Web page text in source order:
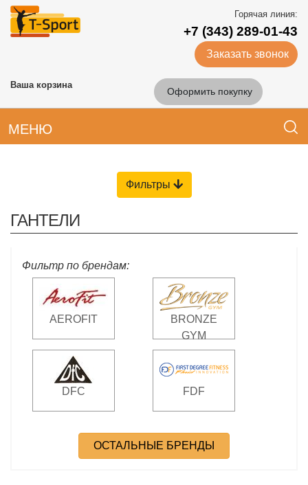
Горячая линия:
+7 (343) 289-01-43
Заказать звонок
Ваша корзина
Оформить покупку
МЕНЮ
Фильтры
ГАНТЕЛИ
Фильтр по брендам:
AEROFIT
BRONZE
GYM
DFC FDF
ОСТАЛЬНЫЕ БРЕНДЫ